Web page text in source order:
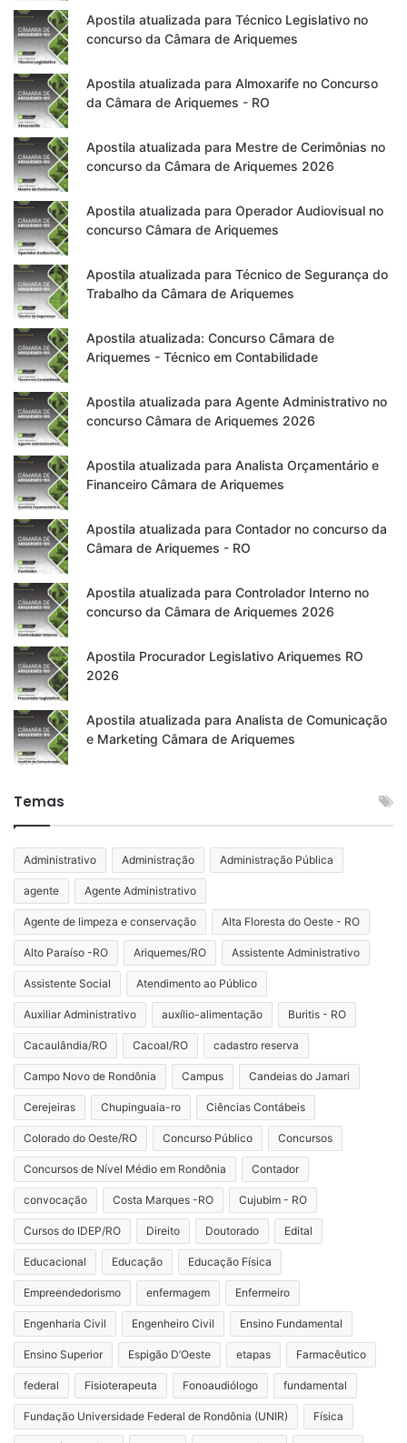
Apostila atualizada para Técnico Legislativo no
concurso da Câmara de Ariquemes
Apostila atualizada para Almoxarife no Concurso
da Câmara de Ariquemes - RO
Apostila atualizada para Mestre de Cerimônias no
concurso da Câmara de Ariquemes 2026
Apostila atualizada para Operador Audiovisual no
concurso Câmara de Ariquemes
Apostila atualizada para Técnico de Segurança do
Trabalho da Câmara de Ariquemes
Apostila atualizada: Concurso Câmara de
Ariquemes - Técnico em Contabilidade
Apostila atualizada para Agente Administrativo no
concurso Câmara de Ariquemes 2026
Apostila atualizada para Analista Orçamentário e
Financeiro Câmara de Ariquemes
Apostila atualizada para Contador no concurso da
Câmara de Ariquemes - RO
Apostila atualizada para Controlador Interno no
concurso da Câmara de Ariquemes 2026
Apostila Procurador Legislativo Ariquemes RO
2026
Apostila atualizada para Analista de Comunicação
e Marketing Câmara de Ariquemes
Temas
Administrativo Administração Administração Pública
agente Agente Administrativo
Agente de limpeza e conservação Alta Floresta do Oeste - RO
Alto Paraíso -RO Ariquemes/RO Assistente Administrativo
Assistente Social Atendimento ao Público
Auxiliar Administrativo auxílio-alimentação Buritis - RO
Cacaulândia/RO Cacoal/RO cadastro reserva
Campo Novo de Rondônia Campus Candeias do Jamari
Cerejeiras Chupinguaia-ro Ciências Contábeis
Colorado do Oeste/RO Concurso Público Concursos
Concursos de Nível Médio em Rondônia Contador
convocação Costa Marques -RO Cujubim - RO
Cursos do IDEP/RO Direito Doutorado Edital
Educacional Educação Educação Física
Empreendedorismo enfermagem Enfermeiro
Engenharia Civil Engenheiro Civil Ensino Fundamental
Ensino Superior Espigão D’Oeste etapas Farmacêutico
federal Fisioterapeuta Fonoaudiólogo fundamental
Fundação Universidade Federal de Rondônia (UNIR) Física